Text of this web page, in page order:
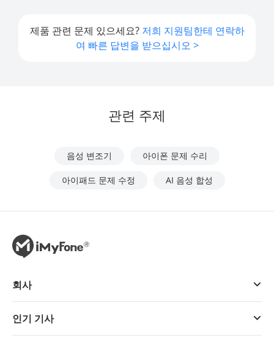
제품 관련 문제 있으세요? 저희 지원팀한테 연락하
여 빠른 답변을 받으십시오 >
관련 주제
음성 변조기 아이폰 문제 수리
아이패드 문제 수정 AI 음성 합성
회사
인기 기사